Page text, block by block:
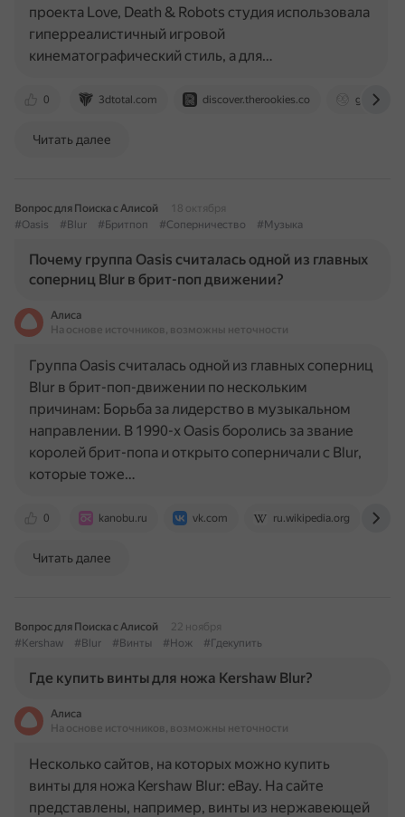
0 3dtotal.com discover.therookies.co geo-
проекта Love, Death & Robots студия использовала
гиперреалистичный игровой
кинематографический стиль, а для…
Читать далее
Вопрос для Поиска с Алисой
18 октября
#Oasis
#Blur #Бритпоп #Соперничество #Музыка
Почему группа Oasis считалась одной из главных
соперниц Blur в брит-поп движении?
Алиса
На основе источников, возможны неточности
0 kanobu.ru vk.com ru.wikipedia.org
Группа Oasis считалась одной из главных соперниц
Blur в брит-поп-движении по нескольким
причинам: Борьба за лидерство в музыкальном
направлении. В 1990-х Oasis боролись за звание
королей брит-попа и открыто соперничали с Blur,
которые тоже…
Читать далее
Вопрос для Поиска с Алисой
22 ноября
#Kershaw
#Blur #Винты #Нож #Гдекупить
Где купить винты для ножа Kershaw Blur?
Алиса
На основе источников, возможны неточности
Несколько сайтов, на которых можно купить
винты для ножа Kershaw Blur: eBay. На сайте
представлены, например, винты из нержавеющей